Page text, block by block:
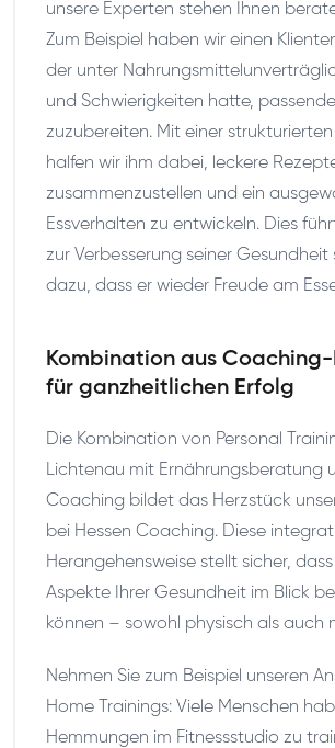
unsere Experten stehen Ihnen
Zum Beispiel haben wir einen
der unter
und Schwierigkeiten hatte,
zuzubereiten. Mit einer
halfen wir ihm dabei, leckere
zusammenzustellen und ein
Essverhalten zu entwickeln. Dies
zur Verbesserung seiner
dazu, dass er wieder Freude am
Kombination aus
für ganzheitlichen Erfolg
Die Kombination von Personal
Lichtenau mit Ernährungsberatung
Coaching bildet das Herzstück
bei Hessen Coaching. Diese
Herangehensweise stellt sicher, dass
Aspekte Ihrer Gesundheit im Blick
können – sowohl physisch als auch
Nehmen Sie zum Beispiel unseren
Home Trainings: Viele Menschen
Hemmungen im Fitnessstudio zu